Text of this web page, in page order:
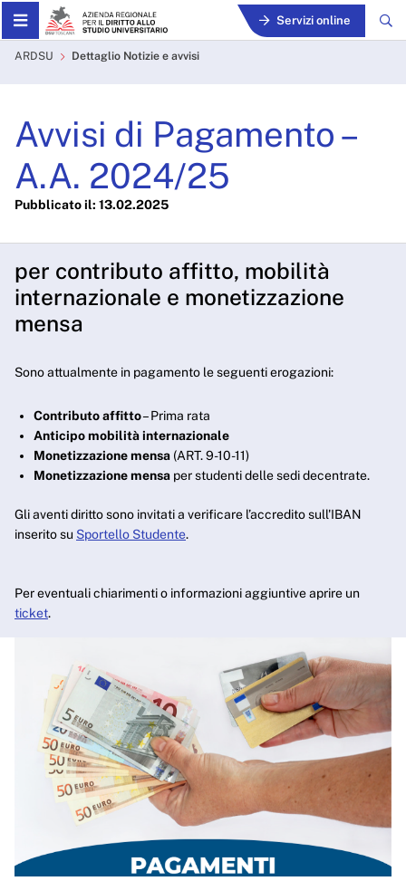
Skip to Main Content Servizi online
Avvisi di Pagamento – A.A.
ARDSU Dettaglio Notizie e avvisi
Avvisi di Pagamento –
A.A. 2024/25
Pubblicato il: 13.02.2025
per contributo affitto, mobilità
internazionale e monetizzazione
mensa
Sono attualmente in pagamento le seguenti erogazioni:
Contributo affitto– Prima rata
Anticipo mobilità internazionale
Monetizzazione mensa (ART. 9-10-11)
Monetizzazione mensa per studenti delle sedi decentrate.
Gli aventi diritto sono invitati a verificare l’accredito sull'IBAN
inserito su Sportello Studente.
Per eventuali chiarimenti o informazioni aggiuntive aprire un
ticket.